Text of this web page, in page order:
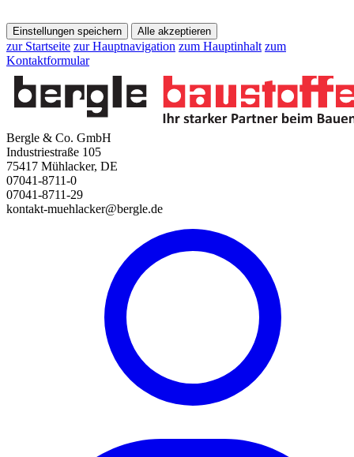
Einstellungen speichern Alle akzeptieren
zur Startseite zur Hauptnavigation zum Hauptinhalt zum
Kontaktformular
Bergle & Co. GmbH
Industriestraße 105
75417 Mühlacker, DE
07041-8711-0
07041-8711-29
kontakt-muehlacker@bergle.de